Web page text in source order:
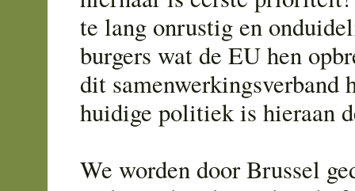
te lang onrustig en
burgers wat de EU hen
dit samenwerkingsverband
huidige politiek is hieraan
We worden door Brussel